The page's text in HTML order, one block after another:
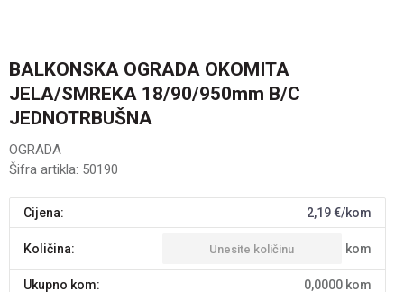
BALKONSKA OGRADA OKOMITA
JELA/SMREKA 18/90/950mm B/C
JEDNOTRBUŠNA
OGRADA
Šifra artikla: 50190
Cijena: 2,19€/kom
Količina: kom
Ukupno kom: 0,0000 kom